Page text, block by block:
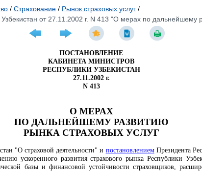
/ Страхование / Рынок страховых услуг /
от 27.11.2002 г. N 413 "О мерах по дальнейшему
ПОСТАНОВЛЕНИЕ
КАБИНЕТА МИНИСТРОВ
РЕСПУБЛИКИ УЗБЕКИСТАН
27.11.2002 г.
N 413
О МЕРАХ
ПО ДАЛЬНЕЙШЕМУ РАЗВИТИЮ
РЫНКА СТРАХОВЫХ УСЛУГ
"О страховой деятельности" и постановлениемПрезидента
ускоренного развития страхового рынка Республики
базы и финансовой устойчивости страховщиков,